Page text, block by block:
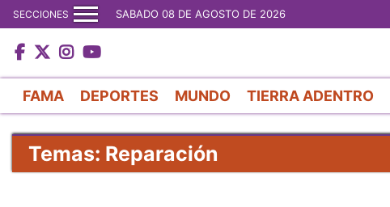
SECCIONES SABADO 08 DE AGOSTO DE 2026
FAMA DEPORTES MUNDO TIERRA ADENTRO
Temas: Reparación